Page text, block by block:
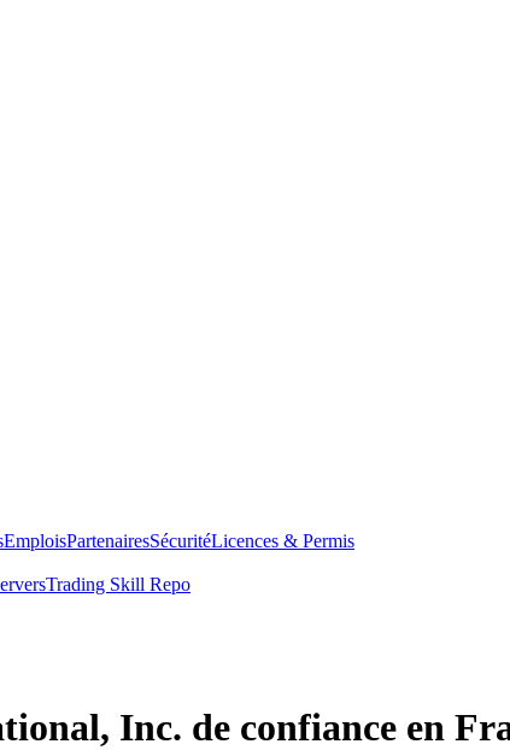
EmploisPartenairesSécuritéLicences & Permis
Trading Skill Repo
Inc. de confiance en